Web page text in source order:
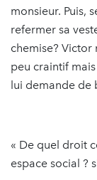
monsieur. Puis,
refermer sa
chemise?
peu craintif
lui demande de
« De quel droit
espace social ?